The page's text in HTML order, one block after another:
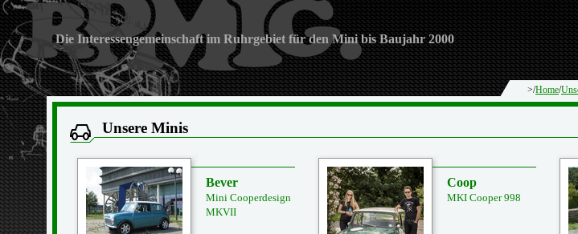
Die Interessengemeinschaft im Ruhrgebiet für den Mini bis Baujahr 2000
>/Home/
Unsere Minis
Bever
Mini Cooperdesign
MKVII
Coop
MKI Cooper 998